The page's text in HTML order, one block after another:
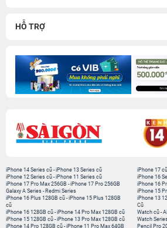
HỖ TRỢ
iPhone 14 Series cũ -iPhone 13 Series cũ
iPhone 12 Series cũ -iPhone 11 Series cũ
iPhone 17 Pro Max 256GB -iPhone 17 Pro 256GB
Galaxy A Series - Redmi Series
iPhone 17 cũ
iPhone 16
iPhone 16
iPhone 15
iPhone 16 Plus 128GB cũ -iPhone 15 Plus 128GB
cũ
iPhone 16 128GB cũ -iPhone 14 Pro Max 128GB cũ
iPhone 15 128GB cũ -iPhone 13 Pro Max 128GB cũ
iPhone 14 Pro 128GB cũ -iPhone 11 Pro Max 64GB
iPhone 13
Cũ
Watch cũ -
Watch
Pencil Pro